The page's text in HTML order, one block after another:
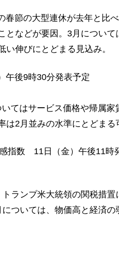
節の大型連休が去年と比
となどが要因。3月について
伸びにとどまる見込み。
後9時30分発表予定
てはサービス価格や帰属家
2月並みの水準にとどまる
指数 11日（金）午後11時
ランプ米大統領の関税措置
ついては、物価高と経済の